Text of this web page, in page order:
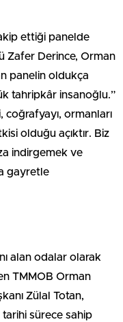
ettiği panelde
Zafer Derince, Orman
panelin oldukça
tahripkâr insanoğlu.”
coğrafyayı, ormanları
olduğu açıktır. Biz
indirgemek ve
gayretle
alan odalar olarak
TMMOB Orman
Zülal Totan,
tarihi sürece sahip